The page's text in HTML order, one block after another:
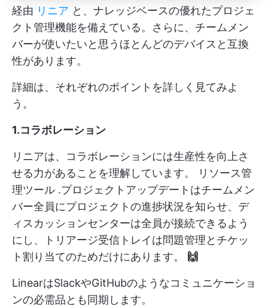
経由 リニア と、ナレッジベースの優れたプロジェ
クト管理機能を備えている。さらに、チームメン
バーが使いたいと思うほとんどのデバイスと互換
性があります。
詳細は、それぞれのポイントを詳しく見てみよ
う。
1.コラボレーション
リニアは、コラボレーションには生産性を向上さ
せる力があることを理解しています。
リソース管
理ツール .プロジェクトアップデートはチームメン
バー全員にプロジェクトの進捗状況を知らせ、デ
ィスカッションセンターは全員が接続できるよう
にし、トリアージ受信トレイは問題管理とチケッ
ト割り当てのためだけにあります。
🙌
LinearはSlackやGitHubのようなコミュニケーショ
ンの必需品とも同期します。